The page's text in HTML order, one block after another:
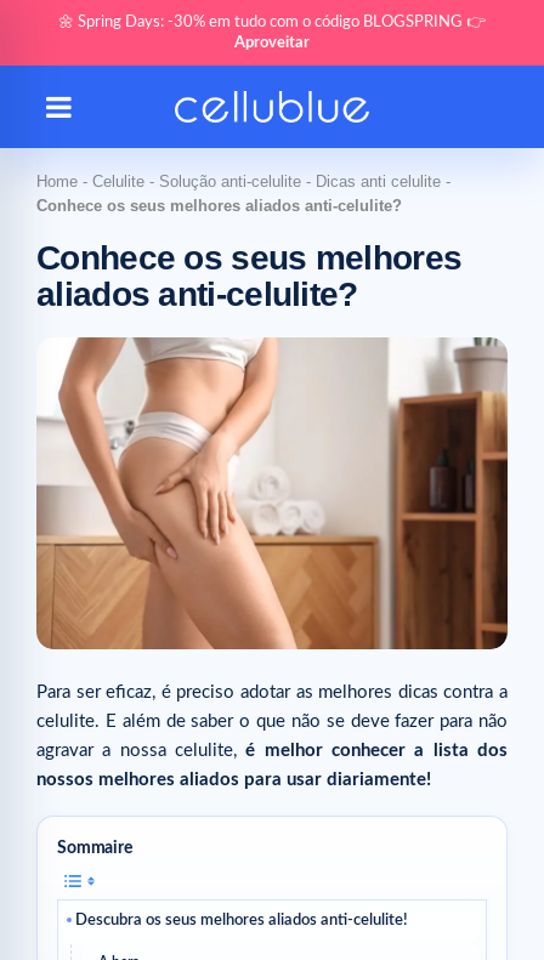
🌼 Spring Days: -30% em tudo com o código BLOGSPRING 👉
Aproveitar
Home - Celulite - Solução anti-celulite - Dicas anti celulite -
Conhece os seus melhores aliados anti-celulite?
Conhece os seus melhores
aliados anti-celulite?
Para ser eficaz, é preciso adotar as melhores dicas contra a
celulite. E além de saber o que não se deve fazer para não
agravar a nossa celulite,é melhor conhecer a lista dos
nossos melhores aliados para usar diariamente!
Sommaire
Descubra os seus melhores aliados anti-celulite!